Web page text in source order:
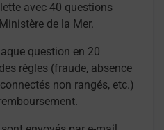
avec 40 questions
de la Mer.
question en 20
règles (fraude, absence
non rangés, etc.)